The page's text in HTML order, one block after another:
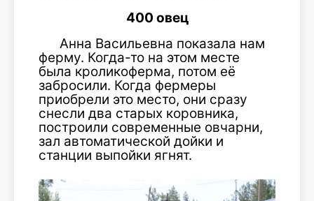
400 овец
Анна Васильевна показала нам
ферму. Когда-то на этом месте
была кроликоферма, потом её
забросили. Когда фермеры
приобрели это место, они сразу
снесли два старых коровника,
построили современные овчарни,
зал автоматической дойки и
станции выпойки ягнят.